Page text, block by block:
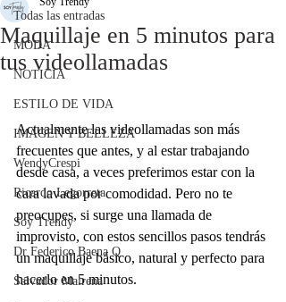
Todas las entradas
MODA
NOTICIA
ESTILO DE VIDA
IMAGEN Y BELLEZA
WendyCrespi
Ricardo Legorreta
Soy Trendy
Dr Federico Baena Q
Salvador Mairena
Maquillaje en 5 minutos para
tus videollamadas
Actualmente las videollamadas son más
frecuentes que antes, y al estar trabajando
desde casa, a veces preferimos estar con la
cara lavada por comodidad. Pero no te
preocupes, si surge una llamada de
improvisto, con estos sencillos pasos tendrás
un maquillaje básico, natural y perfecto para
hacerlo en 5 minutos.